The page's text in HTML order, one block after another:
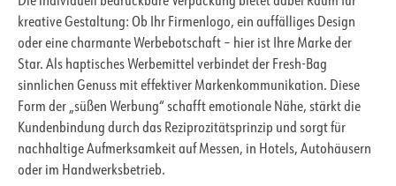
kreative Gestaltung: Ob Ihr Firmenlogo, ein auffälliges Design
oder eine charmante Werbebotschaft – hier ist Ihre Marke der
Star. Als haptisches Werbemittel verbindet der Fresh-Bag
sinnlichen Genuss mit effektiver Markenkommunikation. Diese
Form der „süßen Werbung“ schafft emotionale Nähe, stärkt die
Kundenbindung durch das Reziprozitätsprinzip und sorgt für
nachhaltige Aufmerksamkeit auf Messen, in Hotels, Autohäusern
oder im Handwerksbetrieb.